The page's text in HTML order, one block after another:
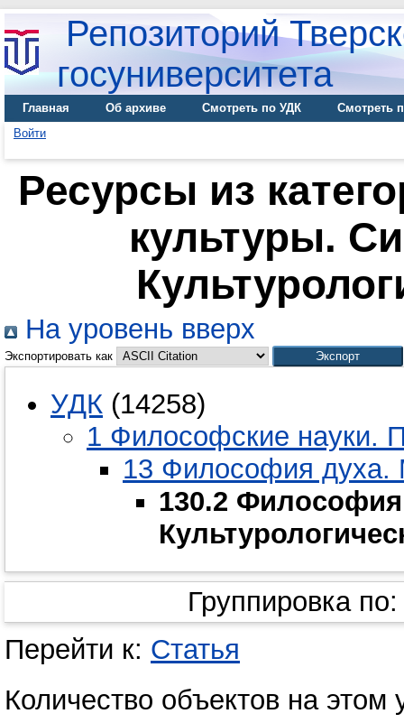
Репозиторий
госуниверситета
Главная Об архиве Смотреть по УДК
Смотреть
Войти
Ресурсы из
культуры.
На уровень вверх
Экспортировать как
УДК (14258)
1 Философские науки.
13 Философия духа.
130.2
Группировка
Перейти к: Статья
Количество объектов на этом